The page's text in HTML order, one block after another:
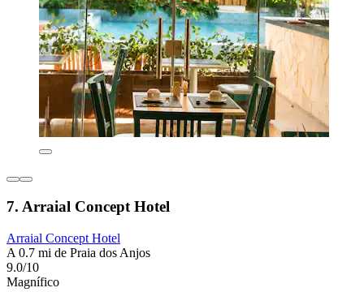
7. Arraial Concept Hotel
Arraial Concept Hotel
A 0.7 mi de Praia dos Anjos
9.0/10
Magnífico